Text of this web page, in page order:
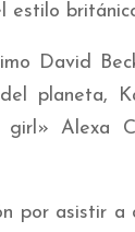
estilo
David
planeta,
Alexa
por asistir